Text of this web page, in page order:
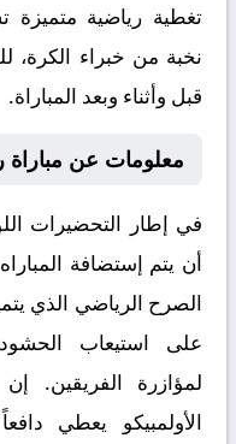
تغطية رياضية متميزة
نخبة من خبراء الكرة،
قبل وأثناء وبعد المباراة.
معلومات عن مباراة روما و
في إطار التحضيرات
أن يتم إستضافة
الصرح الرياضي الذي
على استيعاب
لمؤازرة
الأولمبيكو يعطي